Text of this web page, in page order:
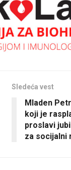
Sledeća vest
Mladen
koji je
proslavi
za socijalni